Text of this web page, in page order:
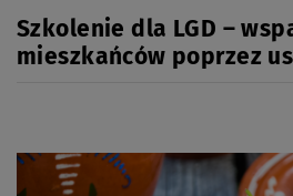
Szkolenie dla LGD –
mieszkańców poprzez